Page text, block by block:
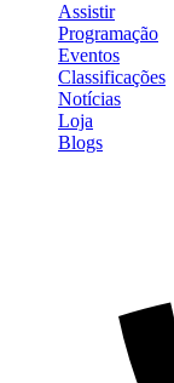
Assistir
Programação
Eventos
Classificações
Notícias
Loja
Blogs